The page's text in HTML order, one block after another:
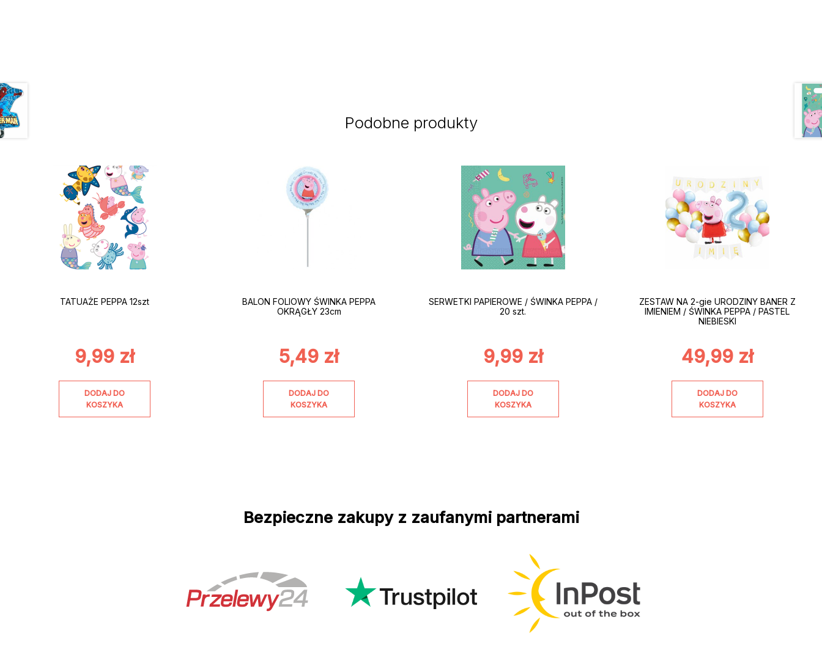
Podobne produkty
TATUAŻE PEPPA 12szt
9,99 zł
DODAJ DO
KOSZYKA
BALON FOLIOWY ŚWINKA PEPPA
OKRĄGŁY 23cm
5,49 zł
DODAJ DO
KOSZYKA
SERWETKI PAPIEROWE / ŚWINKA PEPPA /
20 szt.
9,99 zł
DODAJ DO
KOSZYKA
ZESTAW NA 2-gie URODZINY BANER Z
IMIENIEM / ŚWINKA PEPPA / PASTEL
NIEBIESKI
49,99 zł
DODAJ DO
KOSZYKA
Bezpieczne zakupy z zaufanymi partnerami